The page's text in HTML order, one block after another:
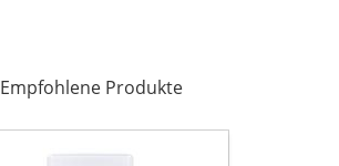
Empfohlene Produkte